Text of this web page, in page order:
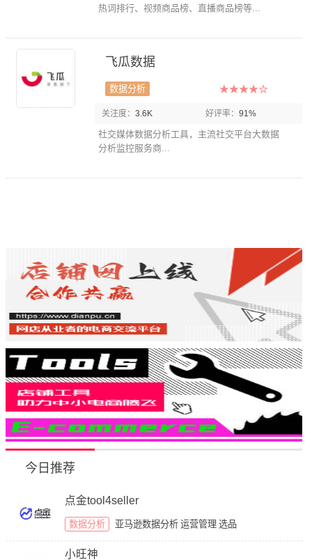
热词排行、视频商品榜、直播商品榜等...
飞瓜数据
数据分析
关注度： 3.6K 好评率： 91%
社交媒体数据分析工具，主流社交平台大数据
分析监控服务商...
今日推荐
点金tool4seller
数据分析 亚马逊数据分析 运营管理 选品
小旺神